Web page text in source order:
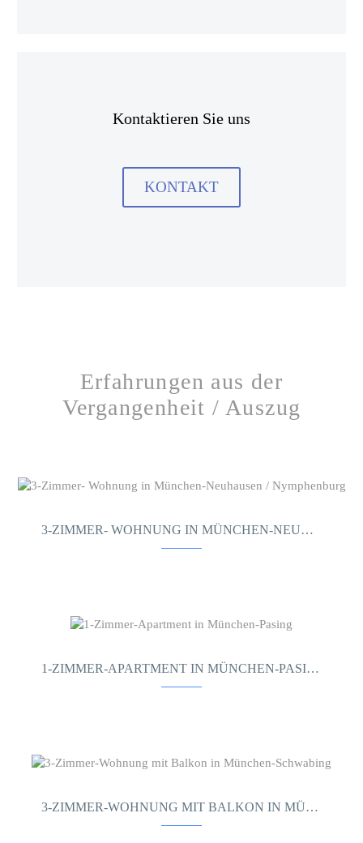
Kontaktieren Sie uns
KONTAKT
Erfahrungen aus der
Vergangenheit / Auszug
3-ZIMMER- WOHNUNG IN MÜNCHEN-NEUHAUSEN / NYMPHENBURG
1-ZIMMER-APARTMENT IN MÜNCHEN-PASING
3-ZIMMER-WOHNUNG MIT BALKON IN MÜNCHEN-SCHWABING